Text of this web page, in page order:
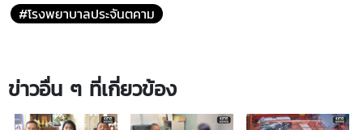
#โรงพยาบาลประจันตคาม
ข่าวอื่น ๆ ที่เกี่ยวข้อง